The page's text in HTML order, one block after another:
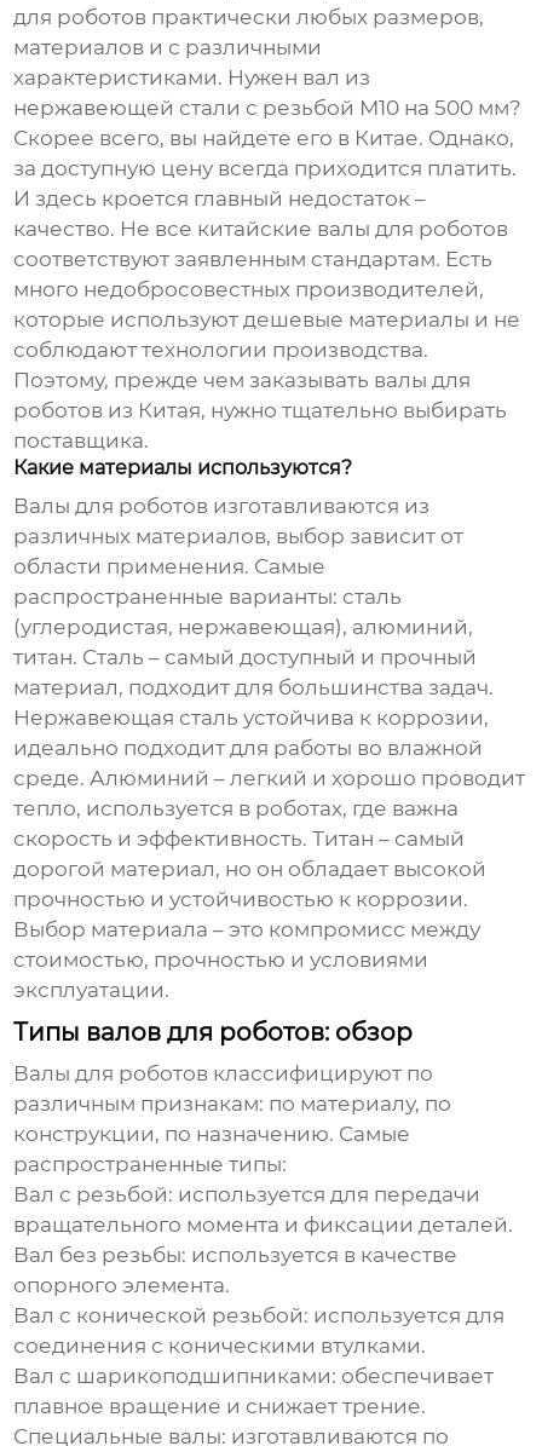
для роботов практически любых размеров,
материалов и с различными
характеристиками. Нужен вал из
нержавеющей стали с резьбой М10 на 500 мм?
Скорее всего, вы найдете его в Китае. Однако,
за доступную цену всегда приходится платить.
И здесь кроется главный недостаток –
качество. Не все китайские валы для роботов
соответствуют заявленным стандартам. Есть
много недобросовестных производителей,
которые используют дешевые материалы и не
соблюдают технологии производства.
Поэтому, прежде чем заказывать валы для
роботов из Китая, нужно тщательно выбирать
поставщика.
Какие материалы используются?
Валы для роботов изготавливаются из
различных материалов, выбор зависит от
области применения. Самые
распространенные варианты: сталь
(углеродистая, нержавеющая), алюминий,
титан. Сталь – самый доступный и прочный
материал, подходит для большинства задач.
Нержавеющая сталь устойчива к коррозии,
идеально подходит для работы во влажной
среде. Алюминий – легкий и хорошо проводит
тепло, используется в роботах, где важна
скорость и эффективность. Титан – самый
дорогой материал, но он обладает высокой
прочностью и устойчивостью к коррозии.
Выбор материала – это компромисс между
стоимостью, прочностью и условиями
эксплуатации.
Типы валов для роботов: обзор
Валы для роботов классифицируют по
различным признакам: по материалу, по
конструкции, по назначению. Самые
распространенные типы:
Вал с резьбой: используется для передачи
вращательного момента и фиксации деталей.
Вал без резьбы: используется в качестве
опорного элемента.
Вал с конической резьбой: используется для
соединения с коническими втулками.
Вал с шарикоподшипниками: обеспечивает
плавное вращение и снижает трение.
Специальные валы: изготавливаются по